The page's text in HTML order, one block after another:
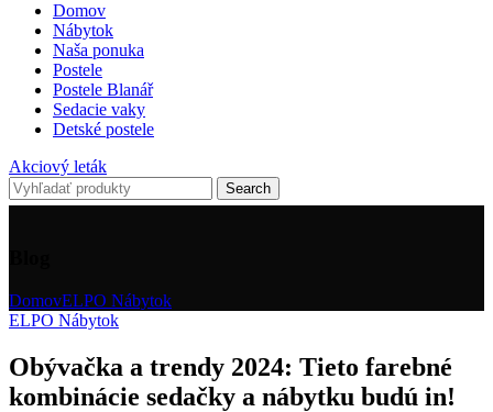
Domov
Nábytok
Naša ponuka
Postele
Postele Blanář
Sedacie vaky
Detské postele
Akciový leták
Search
DomovELPO Nábytok
ELPO Nábytok
Obývačka a trendy 2024: Tieto farebné
kombinácie sedačky a nábytku budú in!